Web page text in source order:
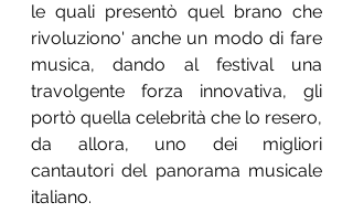
le quali presentò quel brano che
rivoluziono' anche un modo di fare
musica, dando al festival una
travolgente forza innovativa, gli
portò quella celebrità che lo resero,
da allora, uno dei migliori
cantautori del panorama musicale
italiano.